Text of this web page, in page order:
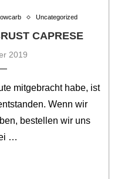
Uncategorized
CAPRESE
2019
mitgebracht habe, ist
Wenn wir
bestellen wir uns
…